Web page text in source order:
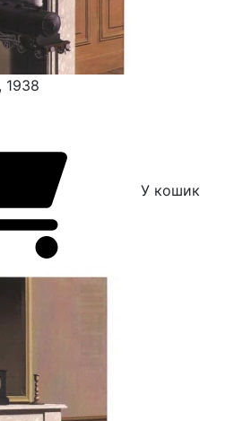
1938
У кошик